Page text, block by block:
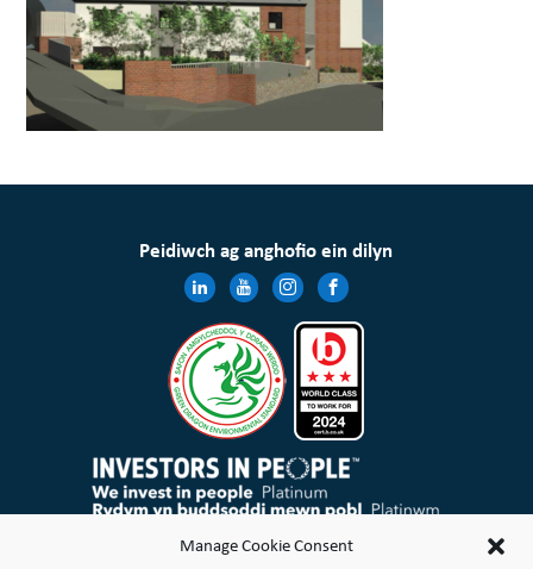
Manage Cookie Consent
Peidiwch ag anghofio ein dilyn
Mae Cymdeithas Tai Wales & West Cyfyngedig wedi’i chofrestru yng Nghymru a Lloegr gyda rheolau elusennol
ac mae’n gymdeithas gofrestredig dan Ddeddf Cymdeithasau Cydweithredol a Chymdeithasau Budd